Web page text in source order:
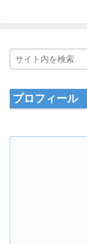
プロフィール